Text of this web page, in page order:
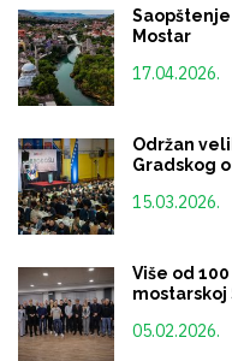
Saopštenje
Mostar
17.04.2026.
Održan
Gradskog
15.03.2026.
Više od
mostarskoj
05.02.2026.